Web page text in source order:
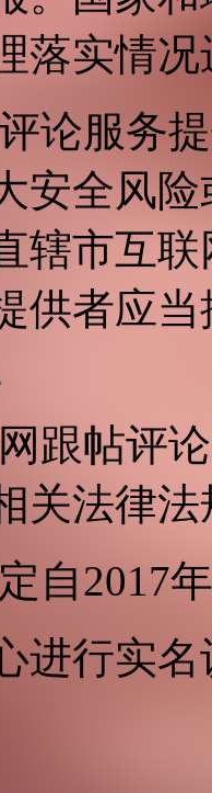
落实情
论服务
安全风
辖市互
供者应
跟帖评
关法律
自2017
进行实名